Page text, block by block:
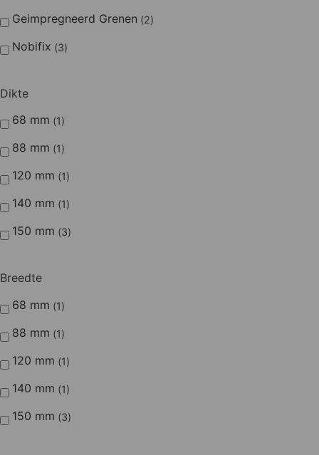
Geimpregneerd Grenen 2
Nobifix 3
Dikte
68 mm
1
88 mm 1
120 mm 1
140 mm 1
150 mm 3
Breedte
68 mm
1
88 mm 1
120 mm 1
140 mm 1
150 mm 3